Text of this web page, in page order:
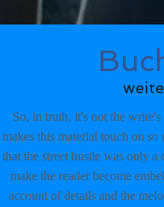
So, in truth, it's not the
makes this material touch on
that the street hustle was only
make the reader become
account of details and the